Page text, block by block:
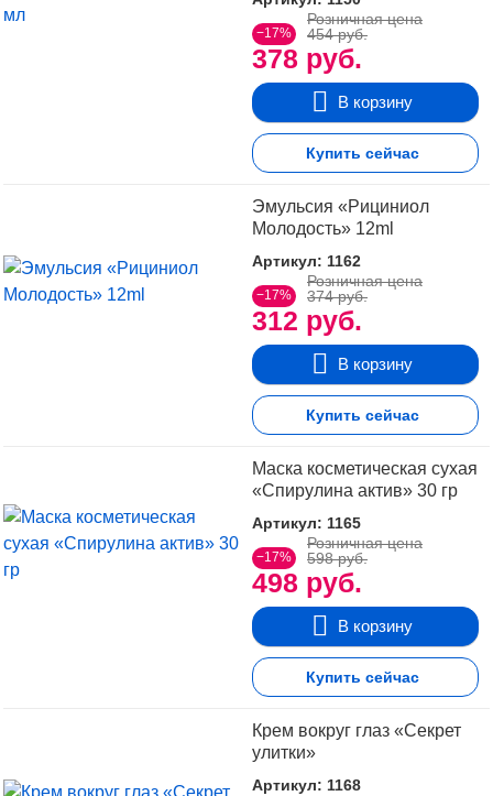
−17%
378 руб.
Розничная цена
454 руб.
В корзину
Купить сейчас
Эмульсия «Рициниол
Молодость» 12ml
Артикул: 1162
−17%
312 руб.
Розничная цена
374 руб.
В корзину
Купить сейчас
Маска косметическая сухая
«Спирулина актив» 30 гр
Артикул: 1165
−17%
498 руб.
Розничная цена
598 руб.
В корзину
Купить сейчас
Крем вокруг глаз «Секрет
улитки»
Артикул: 1168